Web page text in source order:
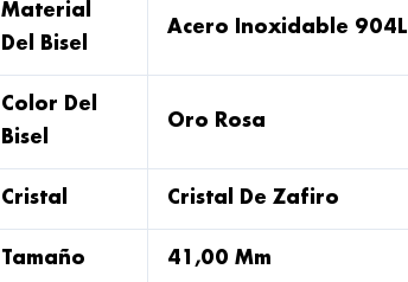
Material
Del Bisel
Acero Inoxidable 904L
Color Del
Bisel
Oro Rosa
Cristal Cristal De Zafiro
Tamaño 41,00 Mm